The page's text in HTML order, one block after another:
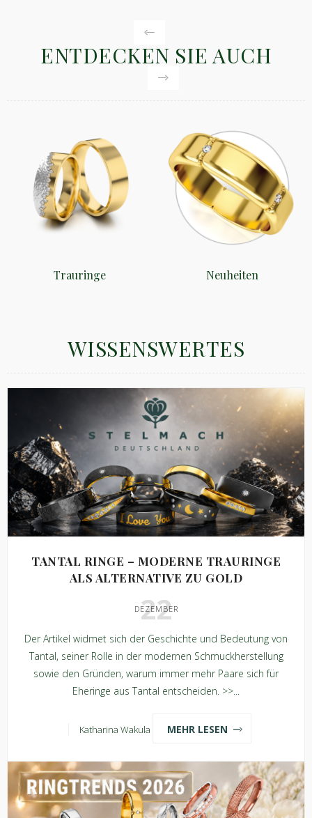
ENTDECKEN SIE AUCH
Trauringe Neuheiten
WISSENSWERTES
TANTAL RINGE – MODERNE TRAURINGE
ALS ALTERNATIVE ZU GOLD
22
DEZEMBER
Der Artikel widmet sich der Geschichte und Bedeutung von
Tantal, seiner Rolle in der modernen Schmuckherstellung
sowie den Gründen, warum immer mehr Paare sich für
Eheringe aus Tantal entscheiden. >>...
Katharina Wakula MEHR LESEN